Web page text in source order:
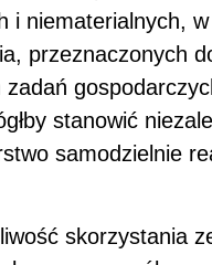
i niematerialnych,
przeznaczonych
zadań
stanowić
samodzielnie
skorzystania